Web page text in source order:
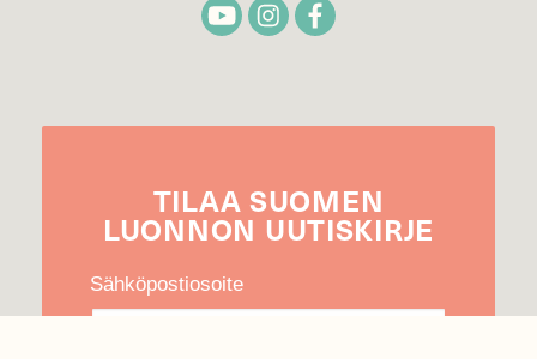
TILAA SUOMEN
LUONNON UUTIS­KIRJE
Sähköpostiosoite